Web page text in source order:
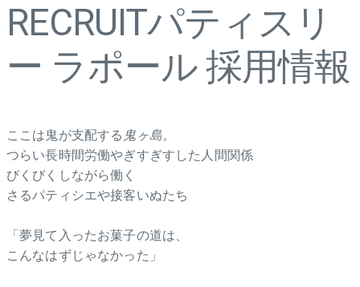
RECRUITパティスリ
ー ラポール 採用情報
ここは鬼が支配する 鬼ヶ島。
つらい長時間労働やぎすぎすした人間関係
びくびくしながら働く
さるパティシエや接客いぬたち
「夢見て入ったお菓子の道は、
こんなはずじゃなかった」